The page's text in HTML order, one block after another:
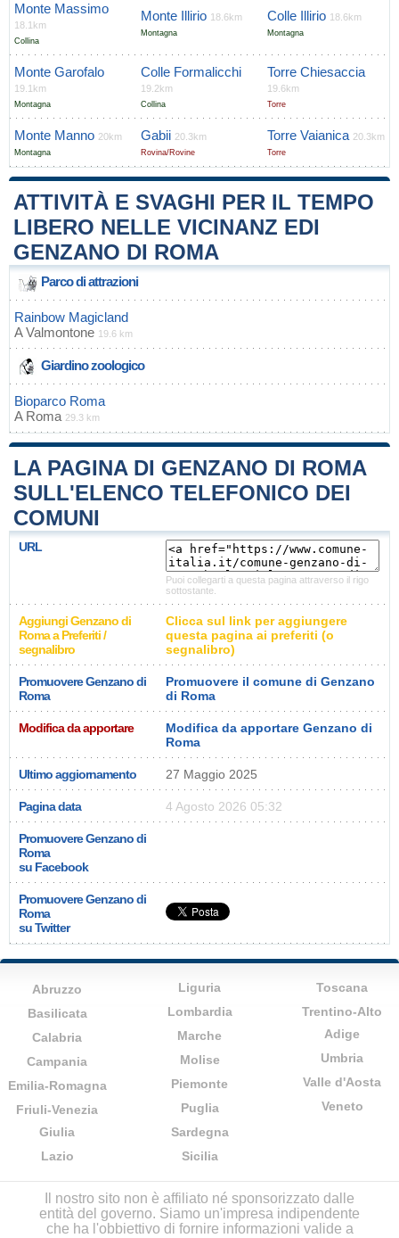
Monte Massimo
18.1km
Collina
Monte Illirio 18.6km
Montagna
Colle Illirio 18.6km
Montagna
Monte Garofalo
19.1km
Montagna
Colle Formalicchi
19.2km
Collina
Torre Chiesaccia
19.6km
Torre
Monte Manno 20km
Montagna
Gabii 20.3km
Rovina/Rovine
Torre Vaianica 20.3km
Torre
ATTIVITÀ E SVAGHI PER IL TEMPO
LIBERO NELLE VICINANZ EDI
GENZANO DI ROMA
Parco di attrazioni
Rainbow Magicland
AValmontone 19.6 km
Giardino zoologico
Bioparco Roma
A Roma 29.3 km
LA PAGINA DI GENZANO DI ROMA
SULL'ELENCO TELEFONICO DEI
COMUNI
URL
Puoi collegarti a questa pagina attraverso il rigo
sottostante.
Aggiungi Genzano di
Roma a Preferiti /
segnalibro
Clicca sul link per aggiungere
questa pagina ai preferiti (o
segnalibro)
Promuovere Genzano di
Roma
Promuovere il comune di Genzano
di Roma
Modifica da apportare
Modifica da apportare Genzano di
Roma
Ultimo aggiornamento 27 Maggio 2025
Pagina data 4 Agosto 2026 05:32
Promuovere Genzano di
Roma
su Facebook
Promuovere Genzano di
Roma
su Twitter
Abruzzo
Basilicata
Calabria
Campania
Emilia-Romagna
Friuli-Venezia
Giulia
Lazio
Liguria
Lombardia
Marche
Molise
Piemonte
Puglia
Sardegna
Sicilia
Toscana
Trentino-Alto
Adige
Umbria
Valle d'Aosta
Veneto
Il nostro sito non è affiliato né sponsorizzato dalle
entità del governo. Siamo un'impresa indipendente
che ha l'obbiettivo di fornire informazioni valide a